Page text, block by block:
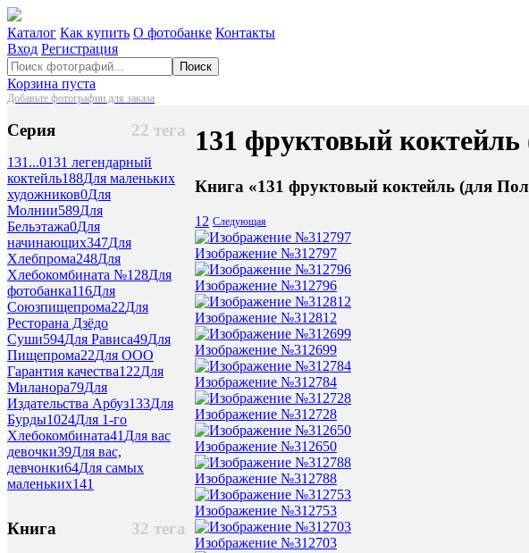
Каталог Как купить О фотобанке Контакты
Вход Регистрация
Поиск
Корзина пуста
Добавьте фотографии для заказа
22 тега
Серия
131...0131 легендарный
коктейль188Для маленьких
художников0Для
Молнии589Для
Бельэтажа0Для
начинающих347Для
Хлебпрома248Для
Хлебокомбината №128Для
фотобанка116Для
Союзпищепрома22Для
Ресторана Дзёдо
Суши594Для Рависа49Для
Пищепрома22Для ООО
Гарантия качества122Для
Миланора79Для
Издательства Арбуз133Для
Бурды1024Для 1-го
Хлебокомбината41Для вас
девочки39Для вас,
девчонки64Для самых
маленьких141
32 тега
Книга
131 фруктовый
Книга «131 фруктовый коктейль (для
1 2 Следующая
Изображение №312797
Изображение №312796
Изображение №312812
Изображение №312699
Изображение №312784
Изображение №312728
Изображение №312650
Изображение №312788
Изображение №312753
Изображение №312703